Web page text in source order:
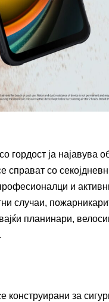
гордост ја најавува
справат со
и
случаи,
планинари,
за